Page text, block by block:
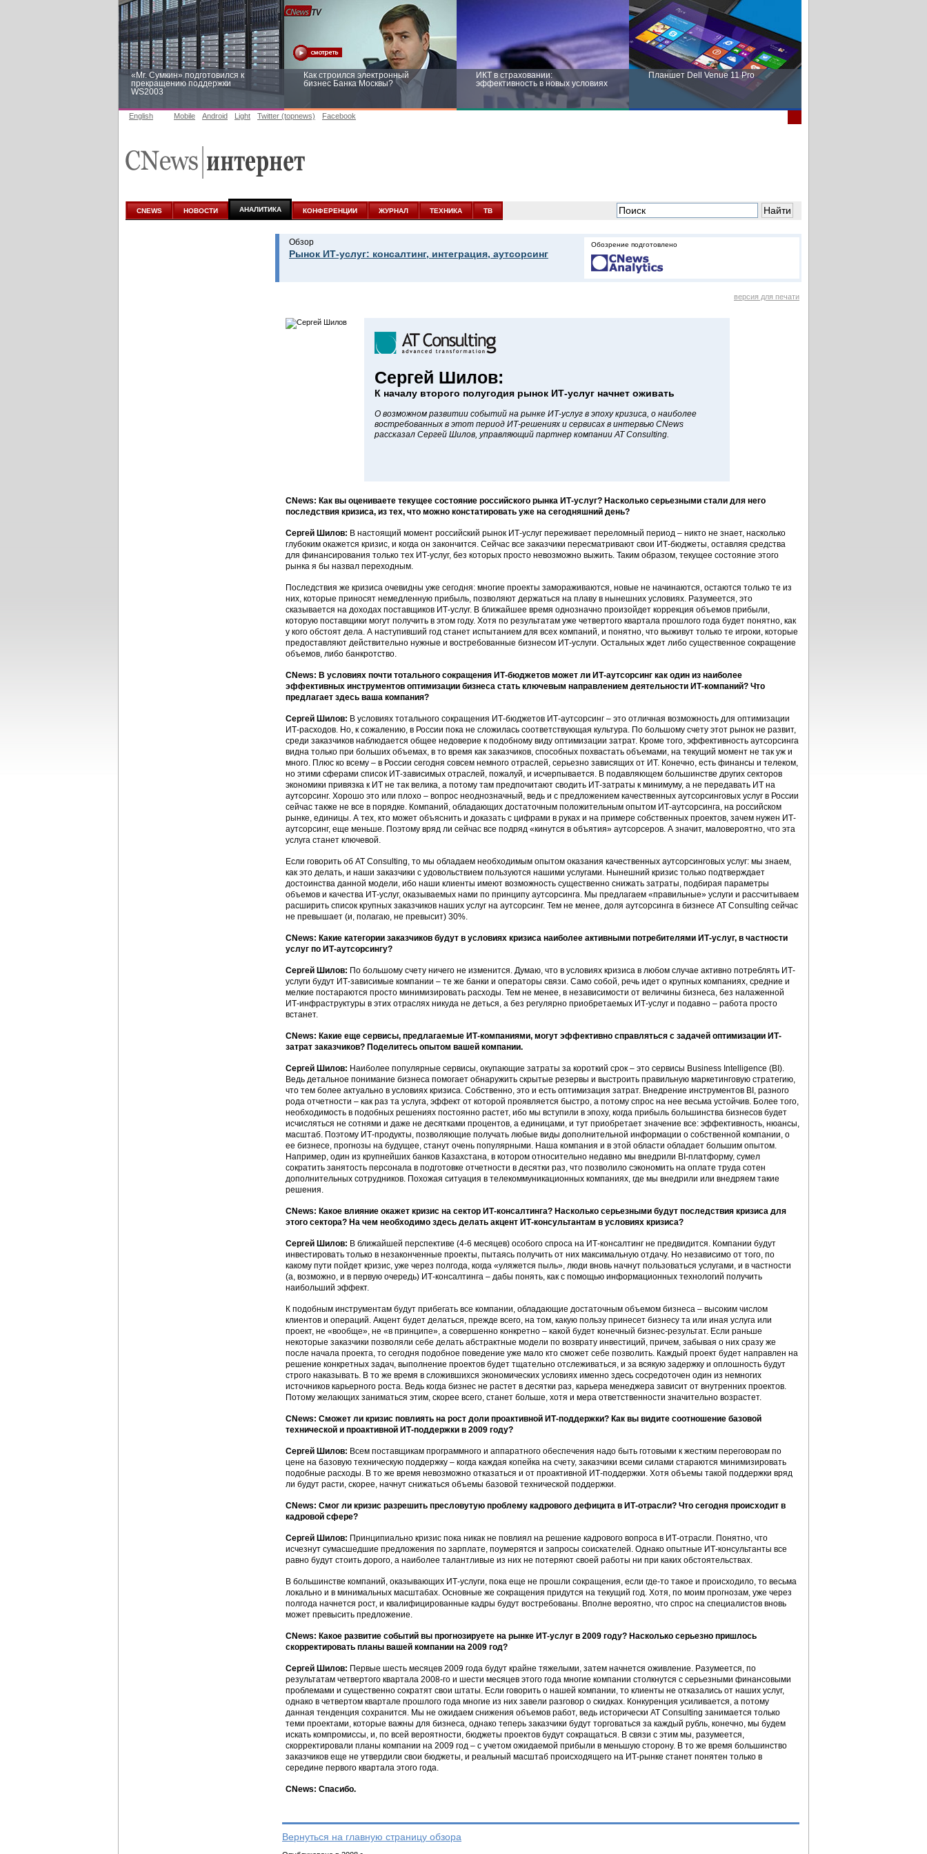
«Mr. Сумкин» подготовился к
прекращению поддержки
WS2003
Как строился электронный
бизнес Банка Москвы?
ИКТ в страховании:
эффективность в новых условиях
Планшет Dell Venue 11 Pro
аналитике
новых условиях
English Mobile Android Light Twitter (topnews) Facebook
CNEWS НОВОСТИ АНАЛИТИКА КОНФЕРЕНЦИИ ЖУРНАЛ ТЕХНИКА ТВ
Обзор
Рынок ИТ-услуг: консалтинг, интеграция, аутсорсинг
Обозрение подготовлено
версия для печати
Сергей Шилов:
К началу второго полугодия рынок ИТ-услуг начнет оживать
О возможном развитии событий на рынке ИТ-услуг в эпоху кризиса, о наиболее
востребованных в этот период ИТ-решениях и сервисах в интервью CNews
рассказал Сергей Шилов, управляющий партнер компании AT Consulting.
CNews: Как вы оцениваете текущее состояние российского рынка ИТ-услуг? Насколько серьезными стали для него
последствия кризиса, из тех, что можно констатировать уже на сегодняшний день?
Сергей Шилов: В настоящий момент российский рынок ИТ-услуг переживает переломный период – никто не знает, насколько
глубоким окажется кризис, и когда он закончится. Сейчас все заказчики пересматривают свои ИТ-бюджеты, оставляя средства
для финансирования только тех ИТ-услуг, без которых просто невозможно выжить. Таким образом, текущее состояние этого
рынка я бы назвал переходным.
Последствия же кризиса очевидны уже сегодня: многие проекты замораживаются, новые не начинаются, остаются только те из
них, которые приносят немедленную прибыль, позволяют держаться на плаву в нынешних условиях. Разумеется, это
сказывается на доходах поставщиков ИТ-услуг. В ближайшее время однозначно произойдет коррекция объемов прибыли,
которую поставщики могут получить в этом году. Хотя по результатам уже четвертого квартала прошлого года будет понятно, как
у кого обстоят дела. А наступивший год станет испытанием для всех компаний, и понятно, что выживут только те игроки, которые
предоставляют действительно нужные и востребованные бизнесом ИТ-услуги. Остальных ждет либо существенное сокращение
объемов, либо банкротство.
CNews: В условиях почти тотального сокращения ИТ-бюджетов может ли ИТ-аутсорсинг как один из наиболее
эффективных инструментов оптимизации бизнеса стать ключевым направлением деятельности ИТ-компаний? Что
предлагает здесь ваша компания?
Сергей Шилов: В условиях тотального сокращения ИТ-бюджетов ИТ-аутсорсинг – это отличная возможность для оптимизации
ИТ-расходов. Но, к сожалению, в России пока не сложилась соответствующая культура. По большому счету этот рынок не развит,
среди заказчиков наблюдается общее недоверие к подобному виду оптимизации затрат. Кроме того, эффективность аутсорсинга
видна только при больших объемах, в то время как заказчиков, способных похвастать объемами, на текущий момент не так уж и
много. Плюс ко всему – в России сегодня совсем немного отраслей, серьезно зависящих от ИТ. Конечно, есть финансы и телеком,
но этими сферами список ИТ-зависимых отраслей, пожалуй, и исчерпывается. В подавляющем большинстве других секторов
экономики привязка к ИТ не так велика, а потому там предпочитают сводить ИТ-затраты к минимуму, а не передавать ИТ на
аутсорсинг. Хорошо это или плохо – вопрос неоднозначный, ведь и с предложением качественных аутсорсинговых услуг в России
сейчас также не все в порядке. Компаний, обладающих достаточным положительным опытом ИТ-аутсорсинга, на российском
рынке, единицы. А тех, кто может объяснить и доказать с цифрами в руках и на примере собственных проектов, зачем нужен ИТ-
аутсорсинг, еще меньше. Поэтому вряд ли сейчас все подряд «кинутся в объятия» аутсорсеров. А значит, маловероятно, что эта
услуга станет ключевой.
Если говорить об AT Consulting, то мы обладаем необходимым опытом оказания качественных аутсорсинговых услуг: мы знаем,
как это делать, и наши заказчики с удовольствием пользуются нашими услугами. Нынешний кризис только подтверждает
достоинства данной модели, ибо наши клиенты имеют возможность существенно снижать затраты, подбирая параметры
объемов и качества ИТ-услуг, оказываемых нами по принципу аутсорсинга. Мы предлагаем «правильные» услуги и рассчитываем
расширить список крупных заказчиков наших услуг на аутсорсинг. Тем не менее, доля аутсорсинга в бизнесе AT Consulting сейчас
не превышает (и, полагаю, не превысит) 30%.
CNews: Какие категории заказчиков будут в условиях кризиса наиболее активными потребителями ИТ-услуг, в частности
услуг по ИТ-аутсорсингу?
Сергей Шилов: По большому счету ничего не изменится. Думаю, что в условиях кризиса в любом случае активно потреблять ИТ-
услуги будут ИТ-зависимые компании – те же банки и операторы связи. Само собой, речь идет о крупных компаниях, средние и
мелкие постараются просто минимизировать расходы. Тем не менее, в независимости от величины бизнеса, без налаженной
ИТ-инфраструктуры в этих отраслях никуда не деться, а без регулярно приобретаемых ИТ-услуг и подавно – работа просто
встанет.
CNews: Какие еще сервисы, предлагаемые ИТ-компаниями, могут эффективно справляться с задачей оптимизации ИТ-
затрат заказчиков? Поделитесь опытом вашей компании.
Сергей Шилов: Наиболее популярные сервисы, окупающие затраты за короткий срок – это сервисы Business Intelligence (BI).
Ведь детальное понимание бизнеса помогает обнаружить скрытые резервы и выстроить правильную маркетинговую стратегию,
что тем более актуально в условиях кризиса. Собственно, это и есть оптимизация затрат. Внедрение инструментов BI, разного
рода отчетности – как раз та услуга, эффект от которой проявляется быстро, а потому спрос на нее весьма устойчив. Более того,
необходимость в подобных решениях постоянно растет, ибо мы вступили в эпоху, когда прибыль большинства бизнесов будет
исчисляться не сотнями и даже не десятками процентов, а единицами, и тут приобретает значение все: эффективность, нюансы,
масштаб. Поэтому ИТ-продукты, позволяющие получать любые виды дополнительной информации о собственной компании, о
ее бизнесе, прогнозы на будущее, станут очень популярными. Наша компания и в этой области обладает большим опытом.
Например, один из крупнейших банков Казахстана, в котором относительно недавно мы внедрили BI-платформу, сумел
сократить занятость персонала в подготовке отчетности в десятки раз, что позволило сэкономить на оплате труда сотен
дополнительных сотрудников. Похожая ситуация в телекоммуникационных компаниях, где мы внедрили или внедряем такие
решения.
CNews: Какое влияние окажет кризис на сектор ИТ-консалтинга? Насколько серьезными будут последствия кризиса для
этого сектора? На чем необходимо здесь делать акцент ИТ-консультантам в условиях кризиса?
Сергей Шилов: В ближайшей перспективе (4-6 месяцев) особого спроса на ИТ-консалтинг не предвидится. Компании будут
инвестировать только в незаконченные проекты, пытаясь получить от них максимальную отдачу. Но независимо от того, по
какому пути пойдет кризис, уже через полгода, когда «уляжется пыль», люди вновь начнут пользоваться услугами, и в частности
(а, возможно, и в первую очередь) ИТ-консалтинга – дабы понять, как с помощью информационных технологий получить
наибольший эффект.
К подобным инструментам будут прибегать все компании, обладающие достаточным объемом бизнеса – высоким числом
клиентов и операций. Акцент будет делаться, прежде всего, на том, какую пользу принесет бизнесу та или иная услуга или
проект, не «вообще», не «в принципе», а совершенно конкретно – какой будет конечный бизнес-результат. Если раньше
некоторые заказчики позволяли себе делать абстрактные модели по возврату инвестиций, причем, забывая о них сразу же
после начала проекта, то сегодня подобное поведение уже мало кто сможет себе позволить. Каждый проект будет направлен на
решение конкретных задач, выполнение проектов будет тщательно отслеживаться, и за всякую задержку и оплошность будут
строго наказывать. В то же время в сложившихся экономических условиях именно здесь сосредоточен один из немногих
источников карьерного роста. Ведь когда бизнес не растет в десятки раз, карьера менеджера зависит от внутренних проектов.
Потому желающих заниматься этим, скорее всего, станет больше, хотя и мера ответственности значительно возрастет.
CNews: Сможет ли кризис повлиять на рост доли проактивной ИТ-поддержки? Как вы видите соотношение базовой
технической и проактивной ИТ-поддержки в 2009 году?
Сергей Шилов: Всем поставщикам программного и аппаратного обеспечения надо быть готовыми к жестким переговорам по
цене на базовую техническую поддержку – когда каждая копейка на счету, заказчики всеми силами стараются минимизировать
подобные расходы. В то же время невозможно отказаться и от проактивной ИТ-поддержки. Хотя объемы такой поддержки вряд
ли будут расти, скорее, начнут снижаться объемы базовой технической поддержки.
CNews: Смог ли кризис разрешить пресловутую проблему кадрового дефицита в ИТ-отрасли? Что сегодня происходит в
кадровой сфере?
Сергей Шилов: Принципиально кризис пока никак не повлиял на решение кадрового вопроса в ИТ-отрасли. Понятно, что
исчезнут сумасшедшие предложения по зарплате, поумерятся и запросы соискателей. Однако опытные ИТ-консультанты все
равно будут стоить дорого, а наиболее талантливые из них не потеряют своей работы ни при каких обстоятельствах.
В большинстве компаний, оказывающих ИТ-услуги, пока еще не прошли сокращения, если где-то такое и происходило, то весьма
локально и в минимальных масштабах. Основные же сокращения придутся на текущий год. Хотя, по моим прогнозам, уже через
полгода начнется рост, и квалифицированные кадры будут востребованы. Вполне вероятно, что спрос на специалистов вновь
может превысить предложение.
CNews: Какое развитие событий вы прогнозируете на рынке ИТ-услуг в 2009 году? Насколько серьезно пришлось
скорректировать планы вашей компании на 2009 год?
Сергей Шилов: Первые шесть месяцев 2009 года будут крайне тяжелыми, затем начнется оживление. Разумеется, по
результатам четвертого квартала 2008-го и шести месяцев этого года многие компании столкнутся с серьезными финансовыми
проблемами и существенно сократят свои штаты. Если говорить о нашей компании, то клиенты не отказались от наших услуг,
однако в четвертом квартале прошлого года многие из них завели разговор о скидках. Конкуренция усиливается, а потому
данная тенденция сохранится. Мы не ожидаем снижения объемов работ, ведь исторически AT Consulting занимается только
теми проектами, которые важны для бизнеса, однако теперь заказчики будут торговаться за каждый рубль, конечно, мы будем
искать компромиссы, и, по всей вероятности, бюджеты проектов будут сокращаться. В связи с этим мы, разумеется,
скорректировали планы компании на 2009 год – с учетом ожидаемой прибыли в меньшую сторону. В то же время большинство
заказчиков еще не утвердили свои бюджеты, и реальный масштаб происходящего на ИТ-рынке станет понятен только в
середине первого квартала этого года.
CNews: Спасибо.
Вернуться на главную страницу обзора